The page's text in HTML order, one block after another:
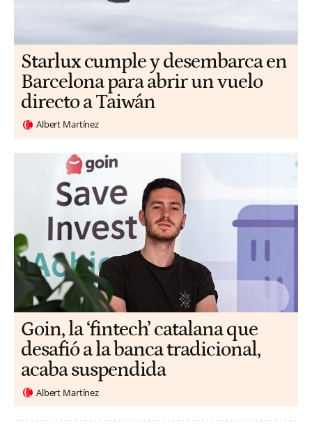
Starlux cumple y desembarca en
Barcelona para abrir un vuelo
directo a Taiwán
Albert Martínez
Goin, la ‘fintech’ catalana que
desafió a la banca tradicional,
acaba suspendida
Albert Martínez